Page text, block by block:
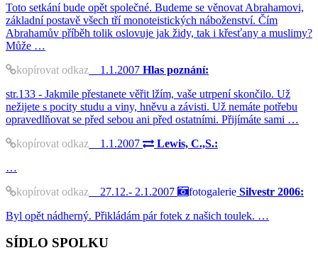
Toto setkání bude opět společné. Budeme se věnovat Abrahamovi,
základní postavě všech tří monoteistických náboženství. Čím
Abrahamův příběh tolik oslovuje jak židy, tak i křesťany a muslimy?
Může …
kopírovat odkaz 1.1.2007 Hlas poznání:
str.133 - Jakmile přestanete věřit lžím, vaše utrpení skončilo. Už
nežijete s pocity studu a viny, hněvu a závisti. Už nemáte potřebu
opravedlňovat se před sebou ani před ostatními. Přijímáte sami …
kopírovat odkaz 1.1.2007
Lewis, C.,S.:
…
kopírovat odkaz 27.12.- 2.1.2007 fotogalerie Silvestr 2006:
Byl opět nádherný. Přikládám pár fotek z našich toulek. …
SÍDLO SPOLKU